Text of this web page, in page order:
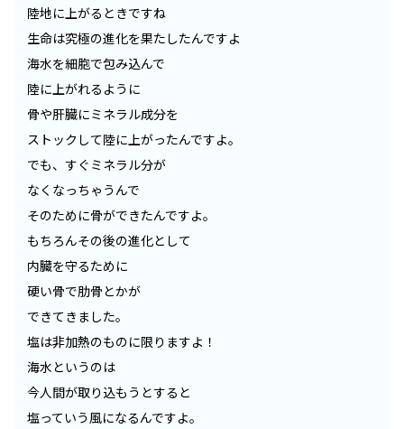
陸地に上がるときですね
生命は究極の進化を果たしたんですよ
海水を細胞で包み込んで
陸に上がれるように
骨や肝臓にミネラル成分を
ストックして陸に上がったんですよ。
でも、すぐミネラル分が
なくなっちゃうんで
そのために骨ができたんですよ。
もちろんその後の進化として
内臓を守るために
硬い骨で肋骨とかが
できてきました。
塩は非加熱のものに限りますよ！
海水というのは
今人間が取り込もうとすると
塩っていう風になるんですよ。